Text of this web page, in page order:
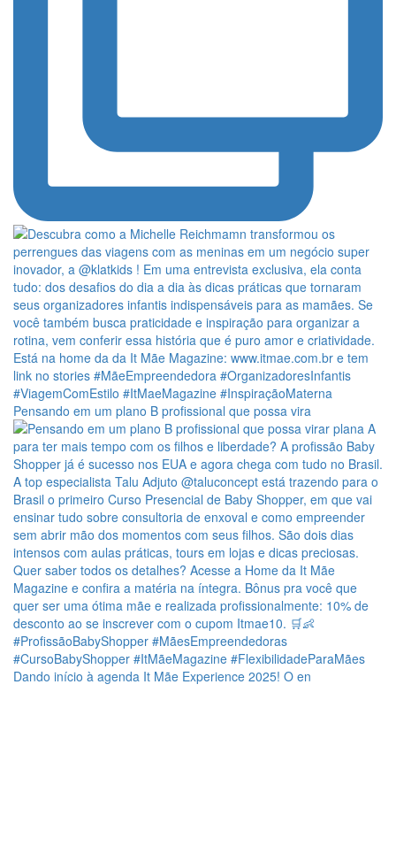
Pensando em um plano B profissional que possa vira
Dando início à agenda It Mãe Experience 2025! O en